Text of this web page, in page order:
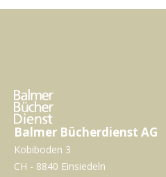
Balmer Bücherdienst AG
Kobiboden 3
CH - 8840 Einsiedeln